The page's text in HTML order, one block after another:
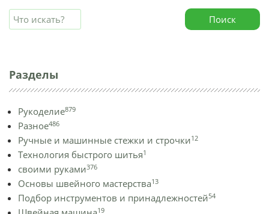
Поиск
Разделы
Рукоделие879
Разное486
Ручные и машинные стежки и строчки12
Технология быстрого шитья1
своими руками376
Основы швейного мастерства13
Подбор инструментов и принадлежностей54
19